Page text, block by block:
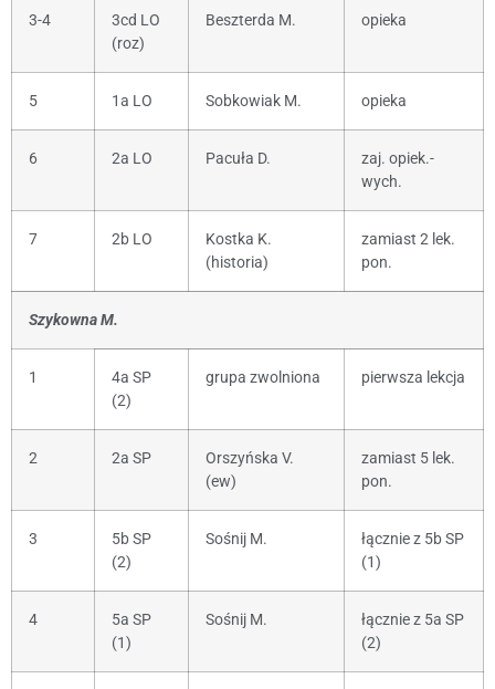
3-4
3cd LO
(roz)
Beszterda M. opieka
5 1a LO Sobkowiak M. opieka
6 2a LO Pacuła D.
zaj. opiek.-
wych.
7 2b LO
Kostka K.
(historia)
zamiast 2 lek.
pon.
Szykowna M.
1
4a SP
(2)
grupa zwolniona pierwsza lekcja
2 2a SP
Orszyńska V.
(ew)
zamiast 5 lek.
pon.
3
5b SP
(2)
Sośnij M.
łącznie z 5b SP
(1)
4
5a SP
(1)
Sośnij M.
łącznie z 5a SP
(2)